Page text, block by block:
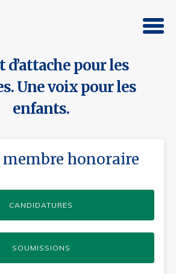
d’attache pour les
Une voix pour les
enfants.
honoraire
CANDIDATURES
SOUMISSIONS